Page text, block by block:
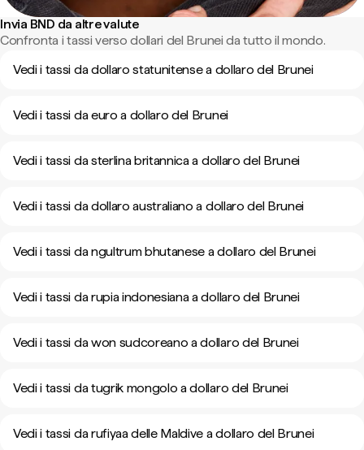
Invia BND da altre valute
Confronta i tassi verso dollari del Brunei da tutto il mondo.
Vedi i tassi da dollaro statunitense a dollaro del Brunei
Vedi i tassi da euro a dollaro del Brunei
Vedi i tassi da sterlina britannica a dollaro del Brunei
Vedi i tassi da dollaro australiano a dollaro del Brunei
Vedi i tassi da ngultrum bhutanese a dollaro del Brunei
Vedi i tassi da rupia indonesiana a dollaro del Brunei
Vedi i tassi da won sudcoreano a dollaro del Brunei
Vedi i tassi da tugrik mongolo a dollaro del Brunei
Vedi i tassi da rufiyaa delle Maldive a dollaro del Brunei